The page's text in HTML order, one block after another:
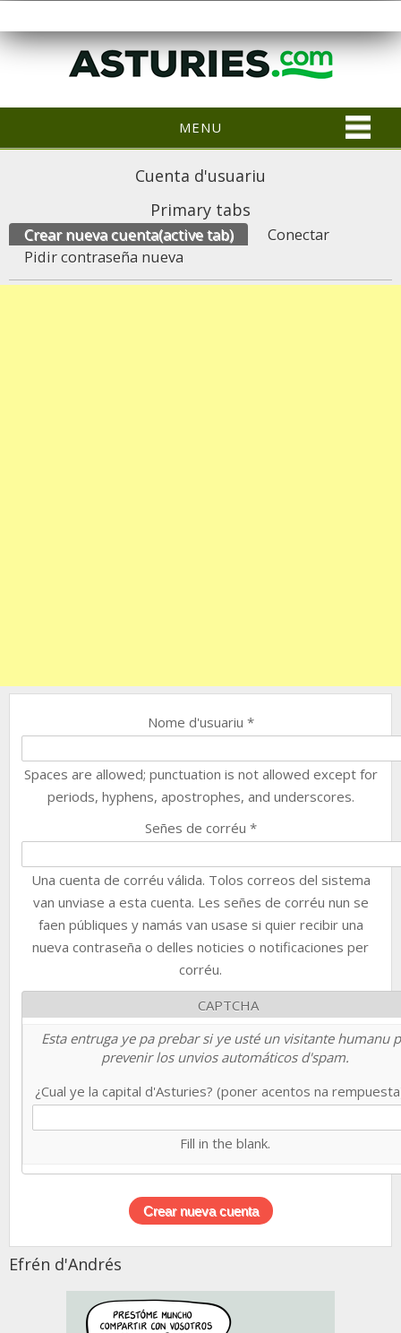
MENU
Cuenta d'usuariu
Primary tabs
Crear nueva cuenta(active tab)
Conectar
Pidir contraseña nueva
Nome d'usuariu *
Spaces are allowed; punctuation is not allowed except for
periods, hyphens, apostrophes, and underscores.
Señes de corréu *
Una cuenta de corréu válida. Tolos correos del sistema
van unviase a esta cuenta. Les señes de corréu nun se
faen públiques y namás van usase si quier recibir una
nueva contraseña o delles noticies o notificaciones per
corréu.
CAPTCHA
Esta entruga ye pa prebar si ye usté un visitante humanu
prevenir los unvios automáticos d'spam.
¿Cual ye la capital d'Asturies? (poner acentos na
Fill in the blank.
Efrén d'Andrés